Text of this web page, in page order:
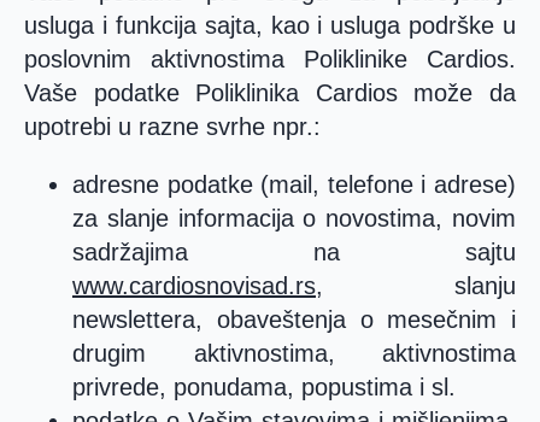
usluga i funkcija sajta, kao i usluga podrške u
poslovnim aktivnostima Poliklinike Cardios.
Vaše podatke Poliklinika Cardios može da
upotrebi u razne svrhe npr.:
adresne podatke (mail, telefone i adrese)
za slanje informacija o novostima, novim
sadržajima na sajtu
www.cardiosnovisad.rs, slanju
newslettera, obaveštenja o mesečnim i
drugim aktivnostima, aktivnostima
privrede, ponudama, popustima i sl.